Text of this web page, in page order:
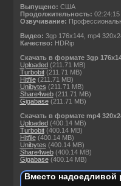
Выпущено: США
Продолжительность: 02:24:15
Озвучивание:
Видео: 3gp 176х144, mp4
Качество: HDRip
Скачать в формате 3gp
Uploaded(211.71 MB)
Turbobit(211.71 MB)
Hitfile(211.71 MB)
Unibytes (211.71 MB)
Share4web(211.71 MB)
Gigabase(211.71 MB)
Скачать в формате mp4
Uploaded(400.14 MB)
Turbobit(400.14 MB)
Hitfile(400.14 MB)
Unibytes (400.14 MB)
Share4web(400.14 MB)
Gigabase(400.14 MB)
Вместо надоедливой